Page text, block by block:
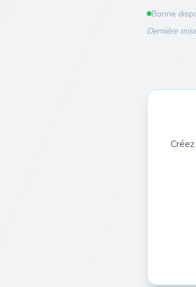
Bonne
Dernière